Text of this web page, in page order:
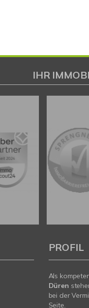
IHR
PROFIL
Als
Düren
bei der
Seite.